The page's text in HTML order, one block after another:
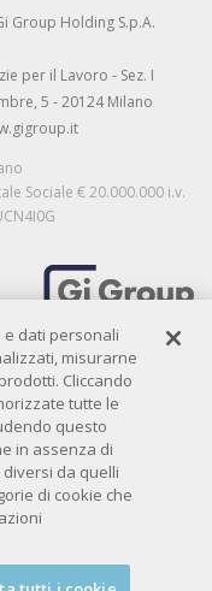
Group Holding S.p.A.
per il Lavoro - Sez. I
5 - 20124 Milano
Sociale € 20.000.000 i.v.
MORE THAN WORK
policy|Credits
e dati personali
misurarne
Cliccando
tutte le
questo
in assenza di
da quelli
di cookie che